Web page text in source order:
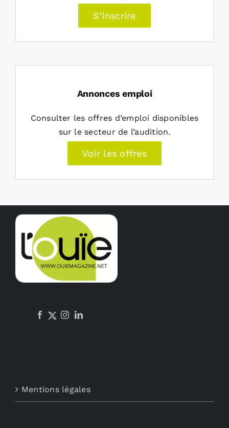
S’inscrire
Annonces emploi
Consulter les offres d’emploi disponibles
sur le secteur de l’audition.
Voir les offres
Mentions légales